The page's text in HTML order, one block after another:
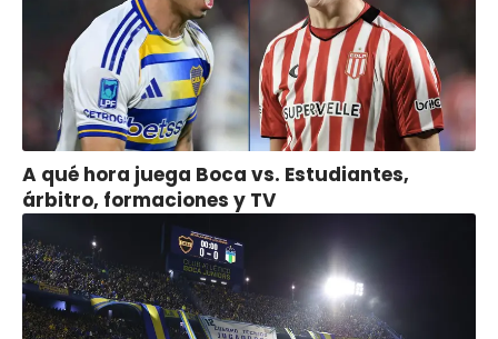
A qué hora juega Boca vs. Estudiantes,
árbitro, formaciones y TV